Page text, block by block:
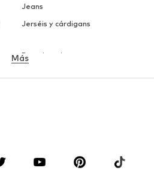
Jeans
Jerséis y cárdigans
Ropa interior
Más